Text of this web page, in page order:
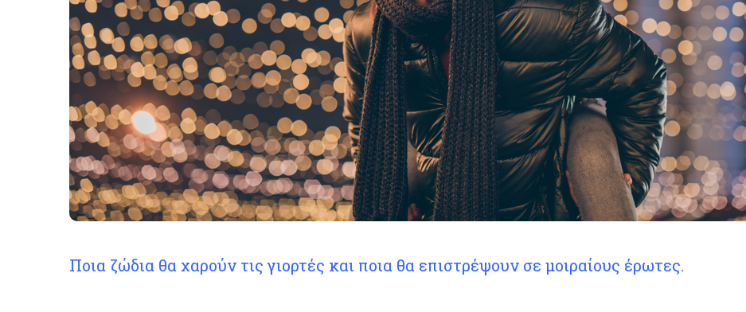
Ποια ζώδια θα χαρούν τις γιορτές και ποια θα επιστρέψουν σε μοιραίους έρωτες.